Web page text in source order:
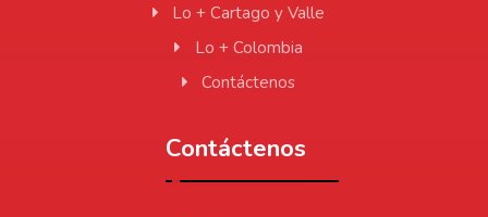
Lo + Cartago y Valle
Lo + Colombia
Contáctenos
Contáctenos